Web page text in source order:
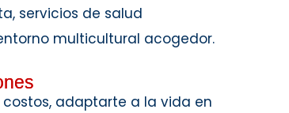
servicios de salud
multicultural acogedor.
adaptarte a la vida en